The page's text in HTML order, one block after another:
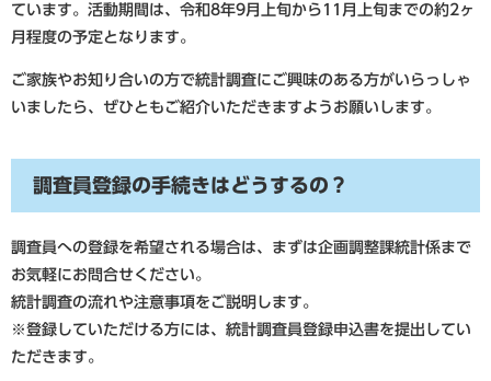
ています。活動期間は、令和8年9月上旬から11月上旬までの約2ヶ
月程度の予定となります。
ご家族やお知り合いの方で統計調査にご興味のある方がいらっしゃ
いましたら、ぜひともご紹介いただきますようお願いします。
調査員登録の手続きはどうするの？
調査員への登録を希望される場合は、まずは企画調整課統計係まで
お気軽にお問合せください。
統計調査の流れや注意事項をご説明します。
※登録していただける方には、統計調査員登録申込書を提出してい
ただきます。